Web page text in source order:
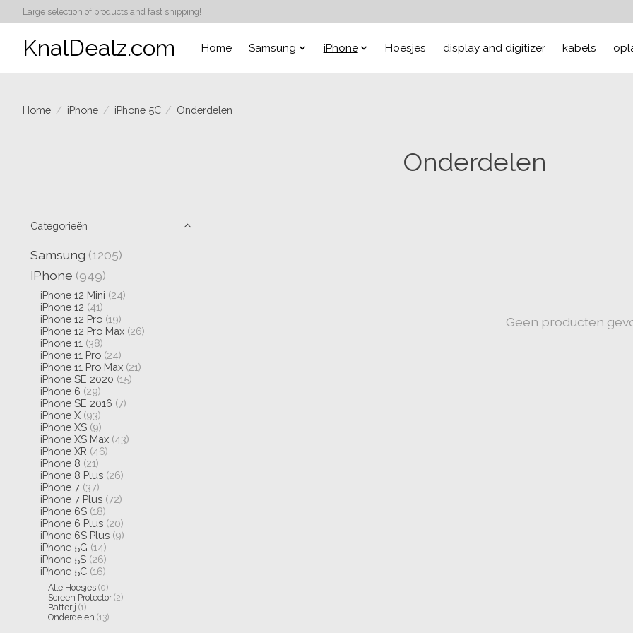
Large selection of products and fast shipping!
KnalDealz.com Home Samsung iPhone Hoesjes display and digitizer kabels
Home / iPhone / iPhone 5C / Onderdelen
Onderdelen
Categorieën
Samsung (1205)
iPhone (949)
iPhone 12 Mini (24)
iPhone 12 (41)
iPhone 12 Pro (19)
iPhone 12 Pro Max (26)
iPhone 11 (38)
iPhone 11 Pro (24)
iPhone 11 Pro Max (21)
iPhone SE 2020 (15)
iPhone 6 (29)
iPhone SE 2016 (7)
iPhone X (93)
iPhone XS (9)
iPhone XS Max (43)
iPhone XR (46)
iPhone 8 (21)
iPhone 8 Plus (26)
iPhone 7 (37)
iPhone 7 Plus (72)
iPhone 6S (18)
iPhone 6 Plus (20)
iPhone 6S Plus (9)
iPhone 5G (14)
iPhone 5S (26)
iPhone 5C (16)
Alle Hoesjes (0)
Screen Protector (2)
Batterij (1)
Onderdelen (13)
Geen producten